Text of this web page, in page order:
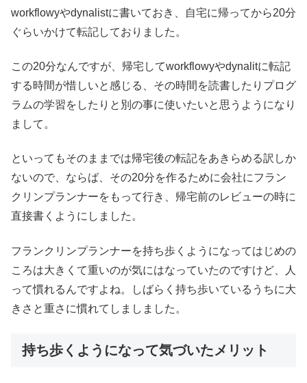
workflowyやdynalistに書いておき、自宅に帰ってから20分
ぐらいかけて転記しておりました。
この20分なんですが、帰宅してworkflowyやdynalitに転記
する時間が惜しいと感じる、その時間を読書したりプログ
ラムの学習をしたりと別の事に使いたいと思うようになり
まして。
といってもそのままでは帰宅後の転記をあきらめる訳しか
ないので、ならば、その20分を作るために会社にフラン
クリンプランナーをもって行き、帰宅前のレビューの時に
直接書くようにしました。
フランクリンプランナーを持ち歩くようになってはじめの
ころは大きくて重いのが気にはなっていたのですけど、人
って慣れるんですよね。しばらく持ち歩いているうちに大
きさと重さに慣れてしましました。
持ち歩くようになって気づいたメリット